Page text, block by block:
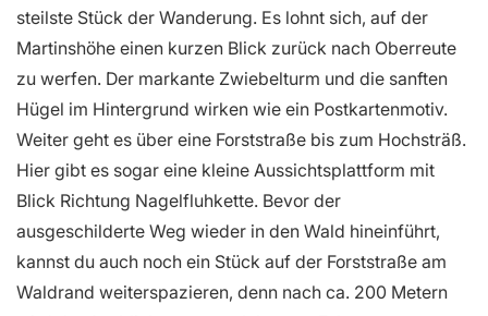
steilste Stück der Wanderung. Es lohnt sich, auf der
Martinshöhe einen kurzen Blick zurück nach Oberreute
zu werfen. Der markante Zwiebelturm und die sanften
Hügel im Hintergrund wirken wie ein Postkartenmotiv.
Weiter geht es über eine Forststraße bis zum Hochsträß.
Hier gibt es sogar eine kleine Aussichtsplattform mit
Blick Richtung Nagelfluhkette. Bevor der
ausgeschilderte Weg wieder in den Wald hineinführt,
kannst du auch noch ein Stück auf der Forststraße am
Waldrand weiterspazieren, denn nach ca. 200 Metern